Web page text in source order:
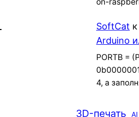
SoftCat к
Arduino
PORTB =
4, а
3D-печать AI